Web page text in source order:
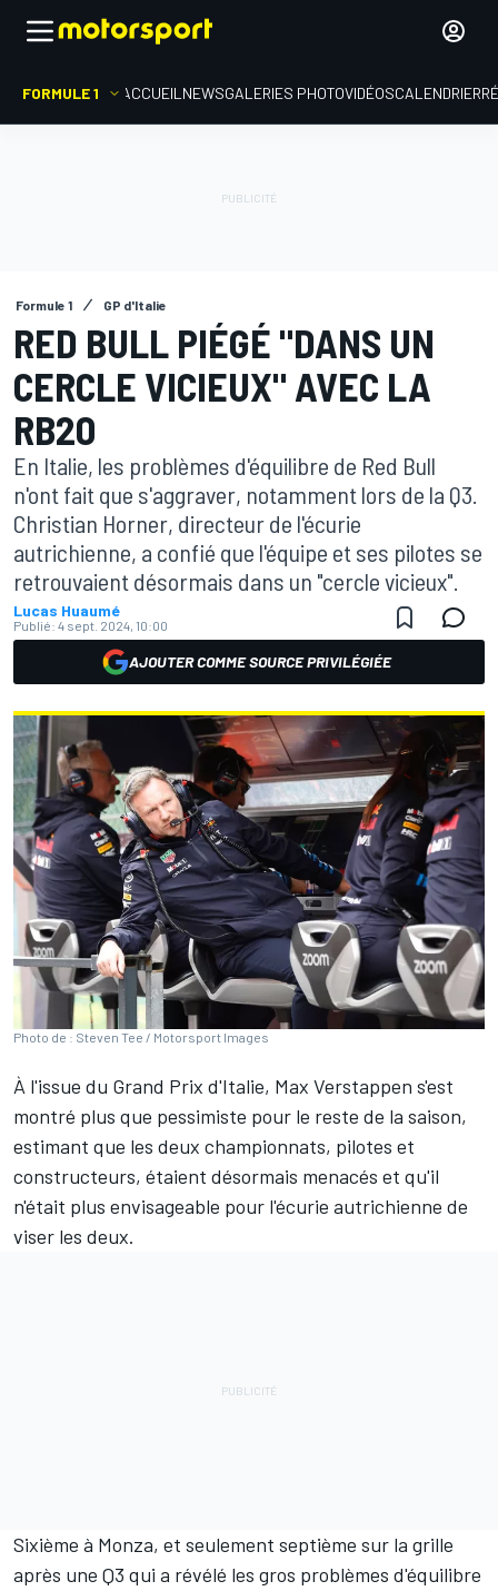
FORMULE 1 ACCUEIL NEWSGALERIES PHOTOVIDÉOSCALENDRIER
Formule 1 GP d'Italie
RED BULL PIÉGÉ "DANS UN
CERCLE VICIEUX" AVEC LA
RB20
En Italie, les problèmes d'équilibre de Red Bull
n'ont fait que s'aggraver, notamment lors de la Q3.
Christian Horner, directeur de l'écurie
autrichienne, a confié que l'équipe et ses pilotes se
retrouvaient désormais dans un "cercle vicieux".
Lucas Huaumé
Publié: 4 sept. 2024, 10:00
AJOUTER COMME SOURCE PRIVILÉGIÉE
Photo de : Steven Tee / Motorsport Images
À l'issue du Grand Prix d'Italie, Max Verstappen s'est
montré plus que pessimiste pour le reste de la saison,
estimant que les deux championnats, pilotes et
constructeurs, étaient désormais menacés et qu'il
n'était plus envisageable pour l'écurie autrichienne de
viser les deux.
Sixième à Monza, et seulement septième sur la grille
après une Q3 qui a révélé les gros problèmes d'équilibre